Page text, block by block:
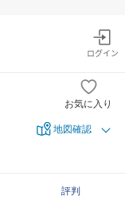
ログイン
お気に入り
地図確認
評判